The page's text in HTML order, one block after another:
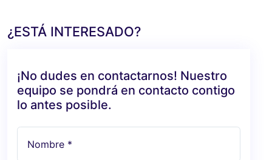
¿ESTÁ INTERESADO?
¡No dudes en contactarnos! Nuestro
equipo se pondrá en contacto contigo
lo antes posible.
Nombre *